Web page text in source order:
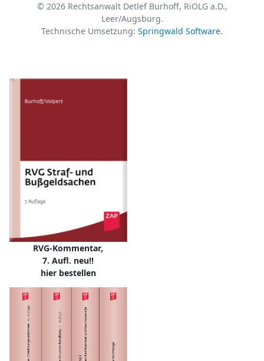
© 2026 Rechtsanwalt Detlef Burhoff, RiOLG a.D.,
Leer/Augsburg.
Technische Umsetzung: Springwald Software.
RVG-Kommentar,
7. Aufl. neu!!
hier bestellen